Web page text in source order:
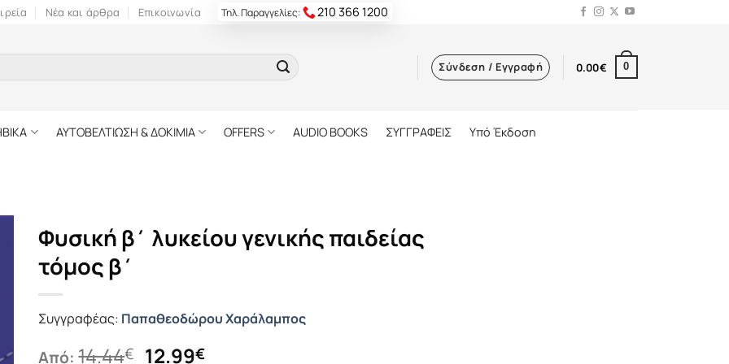
Νέα και άρθρα Επικοινωνία Τηλ. Παραγγελίες: 210 366 1200
Σύνδεση / Εγγραφή 0.00€ 0
ΑΥΤΟΒΕΛΤΙΩΣΗ & ΔΟΚΙΜΙΑ OFFERS AUDIO BOOKS ΣΥΓΓΡΑΦΕΙΣ Υπό Έκδοση
Φυσική β΄ λυκείου γενικής παιδείας
τόµος β΄
Συγγραφέας: Παπαθεοδώρου Χαράλαμπος
Από:14.44€ Original
12.99€Η